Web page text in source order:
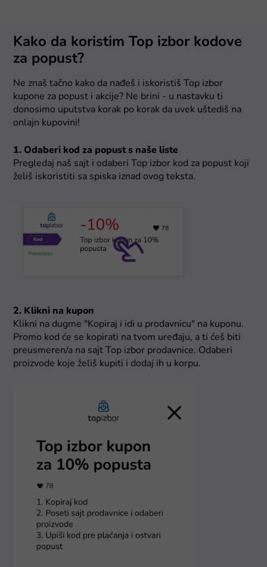
Kako da koristim Top izbor kodove
za popust?
Ne znaš tačno kako da nađeš i iskoristiš Top izbor
kupone za popust i akcije? Ne brini - u nastavku ti
donosimo uputstva korak po korak da uvek uštediš na
onlajn kupovini!
1. Odaberi kod za popust s naše liste
Pregledaj naš sajt i odaberi Top izbor kod za popust koji
želiš iskoristiti sa spiska iznad ovog teksta.
2. Klikni na kupon
Klikni na dugme "Kopiraj i idi u prodavnicu" na kuponu.
Promo kod će se kopirati na tvom uređaju, a ti ćeš biti
preusmeren/a na sajt Top izbor prodavnice. Odaberi
proizvode koje želiš kupiti i dodaj ih u korpu.